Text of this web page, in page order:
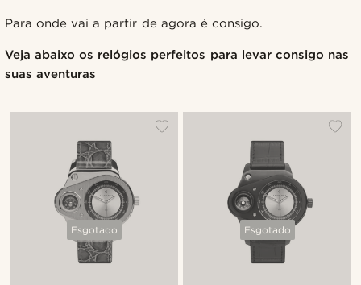
Para onde vai a partir de agora é consigo.
Veja abaixo os relógios perfeitos para levar consigo nas
suas aventuras
Esgotado Esgotado